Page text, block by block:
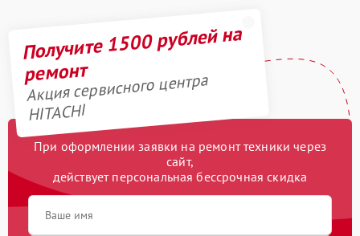
Получите 1500 рублей на
ремонт
Акция сервисного центра
HITACHI
При оформлении заявки на ремонт техники через
сайт,
действует персональная бессрочная скидка